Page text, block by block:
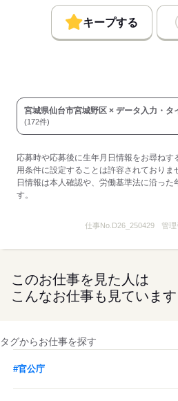
キープする
宮城県仙台市宮城野区 × データ入力・タ
(172件)
応募時や応募後に生年月日情報をお尋ね
用条件に設定することは許容されておりま
日情報は本人確認や、労働基準法に沿った
す。
仕事No. D26_250429 管理
このお仕事を見た人は
こんなお仕事も見ています
タグからお仕事を探す
#官公庁